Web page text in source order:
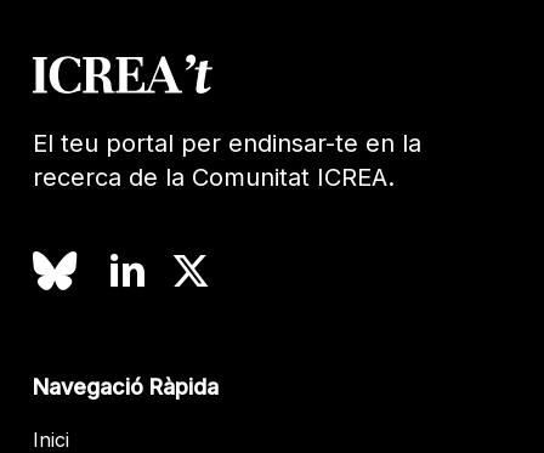
El teu portal per endinsar-te en la
recerca de la Comunitat ICREA.
Navegació Ràpida
Inici